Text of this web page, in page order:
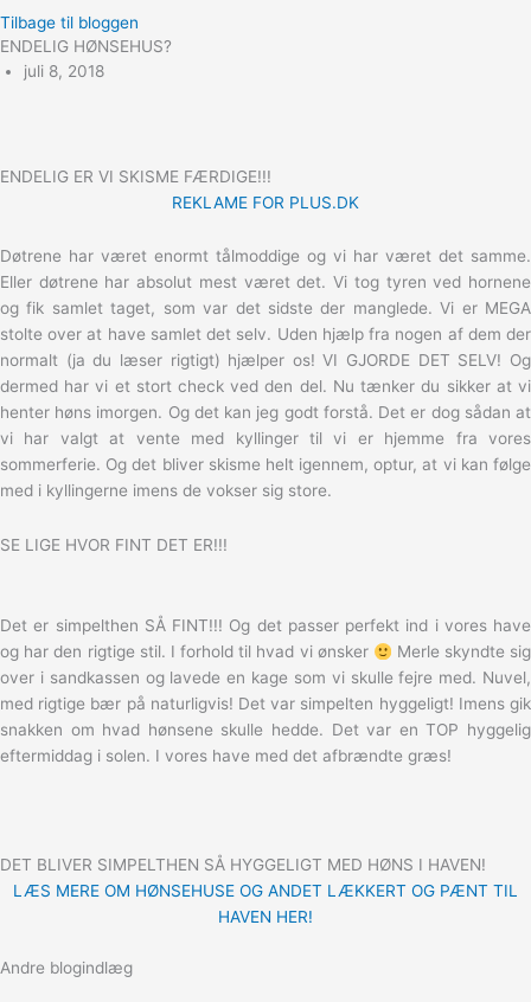
Tilbage til bloggen
ENDELIG HØNSEHUS?
juli 8, 2018
ENDELIG ER VI SKISME FÆRDIGE!!!
REKLAME FOR PLUS.DK
Døtrene har været enormt tålmoddige og vi har været det samme.
Eller døtrene har absolut mest været det. Vi tog tyren ved hornene
og fik samlet taget, som var det sidste der manglede. Vi er MEGA
stolte over at have samlet det selv. Uden hjælp fra nogen af dem der
normalt (ja du læser rigtigt) hjælper os! VI GJORDE DET SELV! Og
dermed har vi et stort check ved den del. Nu tænker du sikker at vi
henter høns imorgen. Og det kan jeg godt forstå. Det er dog sådan at
vi har valgt at vente med kyllinger til vi er hjemme fra vores
sommerferie. Og det bliver skisme helt igennem, optur, at vi kan følge
med i kyllingerne imens de vokser sig store.
SE LIGE HVOR FINT DET ER!!!
Det er simpelthen SÅ FINT!!! Og det passer perfekt ind i vores have
og har den rigtige stil. I forhold til hvad vi ønsker
Merle skyndte sig
over i sandkassen og lavede en kage som vi skulle fejre med. Nuvel,
med rigtige bær på naturligvis! Det var simpelten hyggeligt! Imens gik
snakken om hvad hønsene skulle hedde. Det var en TOP hyggelig
eftermiddag i solen. I vores have med det afbrændte græs!
DET BLIVER SIMPELTHEN SÅ HYGGELIGT MED HØNS I HAVEN!
LÆS MERE OM HØNSEHUSE OG ANDET LÆKKERT OG PÆNT TIL
HAVEN HER!
Andre blogindlæg